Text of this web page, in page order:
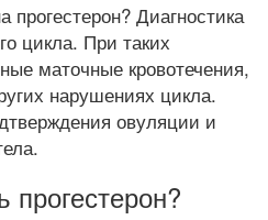
прогестерон? Диагностика
цикла. При таких
маточные кровотечения,
нарушениях цикла.
овуляции и
прогестерон?